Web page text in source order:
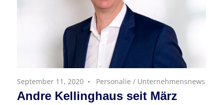
September 11, 2020 Personalie / Unternehmensnews
Andre Kellinghaus seit März